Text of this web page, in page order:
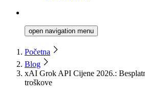
open navigation menu
Početna
Blog
xAI Grok API Cijene 2026.:
troškove